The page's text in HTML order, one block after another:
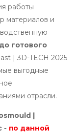
работы
материалов и
готового
| 3D-TECH 2025
выгодные
отрасли.
|
- по данной